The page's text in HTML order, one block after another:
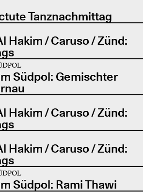
Tanznachmittag
Hakim / Caruso / Zünd:
Südpol: Gemischter
Hakim / Caruso / Zünd:
Hakim / Caruso / Zünd:
Südpol: Rami Thawi